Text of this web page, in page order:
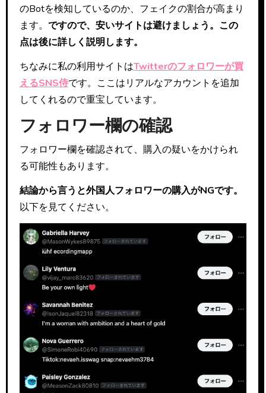
のBotを検知しているのか、フェイクの割合が高まり
ます。 ですので、安いサイトは避けましょう。この
点は後に詳しく説明します。
ちなみに私の利用サイトはTwitterのフォロワーが買
えるSNS侍です。ここはリアルなアカウントを追加
してくれるので重宝しています。
フォロワー欄の確認
フォロワー欄を確認されて、購入の疑いをかけられ
る可能性もあります。
結論から言うと外国人フォロワーの購入がNGです。
以下を見てください。